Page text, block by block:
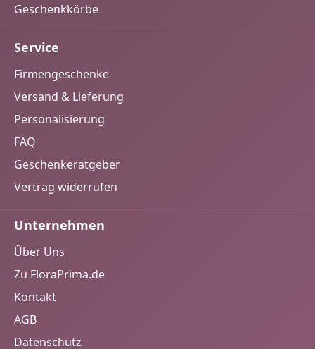
Geschenkkörbe
Service
Firmengeschenke
Versand & Lieferung
Personalisierung
FAQ
Geschenkeratgeber
Vertrag widerrufen
Unternehmen
Über Uns
Zu FloraPrima.de
Kontakt
AGB
Datenschutz